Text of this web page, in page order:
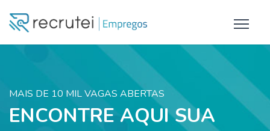
MAIS DE 10 MIL VAGAS ABERTAS
ENCONTRE AQUI SUA